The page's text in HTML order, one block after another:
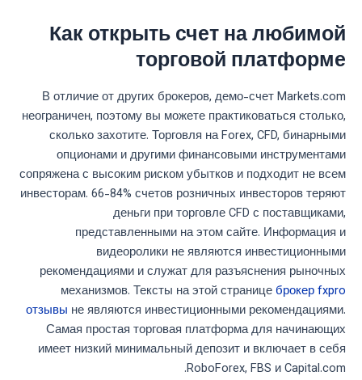
Как открыть счет на любимой
торговой платформе
В отличие от других брокеров, демо-счет Markets.com
неограничен, поэтому вы можете практиковаться столько,
сколько захотите. Торговля на Forex, CFD, бинарными
опционами и другими финансовыми инструментами
сопряжена с высоким риском убытков и подходит не всем
инвесторам. 66-84% счетов розничных инвесторов теряют
деньги при торговле CFD с поставщиками,
представленными на этом сайте. Информация и
видеоролики не являются инвестиционными
рекомендациями и служат для разъяснения рыночных
механизмов. Тексты на этой страницеброкер fxpro
отзывы не являются инвестиционными рекомендациями.
Самая простая торговая платформа для начинающих
имеет низкий минимальный депозит и включает в себя
RoboForex, FBS и Capital.com.